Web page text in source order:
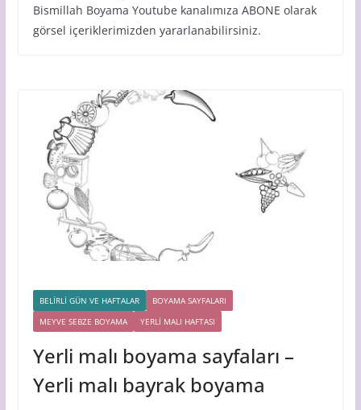
Bismillah Boyama Youtube kanalımıza ABONE olarak
görsel içeriklerimizden yararlanabilirsiniz.
BELİRLİ GÜN VE HAFTALAR
BOYAMA SAYFALARI
MEYVE SEBZE BOYAMA
YERLİ MALI HAFTASI
Yerli malı boyama sayfaları –
Yerli malı bayrak boyama